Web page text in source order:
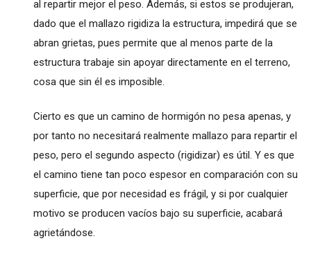
al repartir mejor el peso. Además, si estos se produjeran,
dado que el mallazo rigidiza la estructura, impedirá que se
abran grietas, pues permite que al menos parte de la
estructura trabaje sin apoyar directamente en el terreno,
cosa que sin él es imposible.
Cierto es que un camino de hormigón no pesa apenas, y
por tanto no necesitará realmente mallazo para repartir el
peso, pero el segundo aspecto (rigidizar) es útil. Y es que
el camino tiene tan poco espesor en comparación con su
superficie, que por necesidad es frágil, y si por cualquier
motivo se producen vacíos bajo su superficie, acabará
agrietándose.